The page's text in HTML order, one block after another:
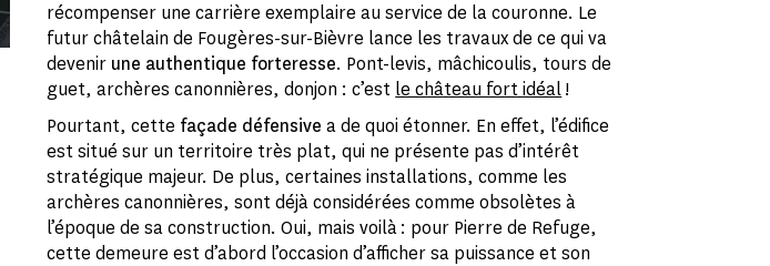
récompenser une carrière exemplaire au service de la couronne. Le
futur châtelain de Fougères-sur-Bièvre lance les travaux de ce qui va
devenir une authentique forteresse. Pont-levis, mâchicoulis, tours de
guet, archères canonnières, donjon : c’est le château fort idéal!
Pourtant, cette façade défensive a de quoi étonner. En effet, l’édifice
est situé sur un territoire très plat, qui ne présente pas d’intérêt
stratégique majeur. De plus, certaines installations, comme les
archères canonnières, sont déjà considérées comme obsolètes à
l’époque de sa construction. Oui, mais voilà : pour Pierre de Refuge,
cette demeure est d’abord l’occasion d’afficher sa puissance et son